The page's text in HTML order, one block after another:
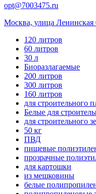
opt@7003475.ru
Москва, улица Ленинская
120 литров
60 литров
30 л
Биоразлагаемые
200 литров
300 литров
160 литров
для строительного
Белые для
для строительного
50 кг
ПВД
пищевые
прозрачные
для картошки
из мешковины
белые